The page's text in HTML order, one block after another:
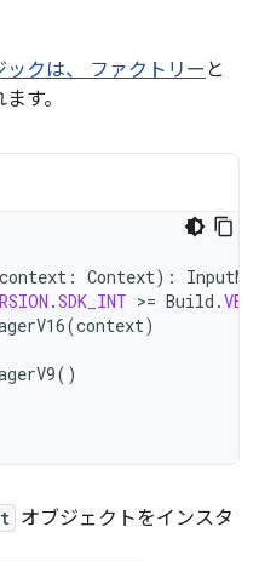
クは、 ファクトリー と
す。
context : Context):
.SDK_INT >= Build .
(context)
()
オブジェクトをインスタ